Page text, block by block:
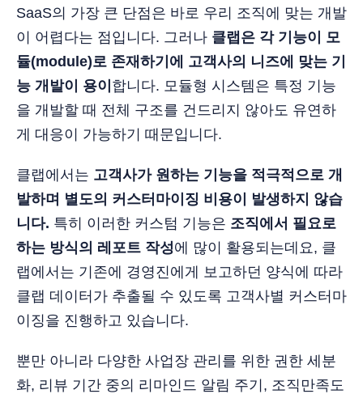
SaaS의 가장 큰 단점은 바로 우리 조직에 맞는 개발
이 어렵다는 점입니다. 그러나 클랩은 각 기능이 모
듈(module)로 존재하기에 고객사의 니즈에 맞는 기
능 개발이 용이 합니다. 모듈형 시스템은 특정 기능
을 개발할 때 전체 구조를 건드리지 않아도 유연하
게 대응이 가능하기 때문입니다.
클랩에서는 고객사가 원하는 기능을 적극적으로 개
발하며 별도의 커스터마이징 비용이 발생하지 않습
니다. 특히 이러한 커스텀 기능은 조직에서 필요로
하는 방식의 레포트 작성에 많이 활용되는데요, 클
랩에서는 기존에 경영진에게 보고하던 양식에 따라
클랩 데이터가 추출될 수 있도록 고객사별 커스터마
이징을 진행하고 있습니다.
뿐만 아니라 다양한 사업장 관리를 위한 권한 세분
화, 리뷰 기간 중의 리마인드 알림 주기, 조직만족도